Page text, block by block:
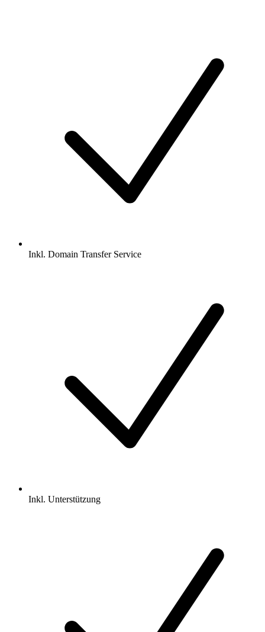
Inkl. Domain Transfer Service
Inkl. Unterstützung